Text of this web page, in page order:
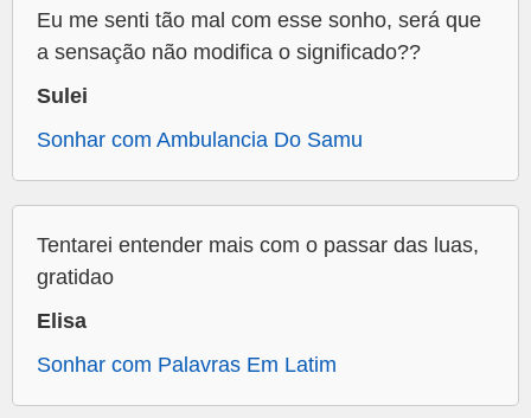
Eu me senti tão mal com esse sonho, será que
a sensação não modifica o significado??
Sulei
Sonhar com Ambulancia Do Samu
Tentarei entender mais com o passar das luas,
gratidao
Elisa
Sonhar com Palavras Em Latim